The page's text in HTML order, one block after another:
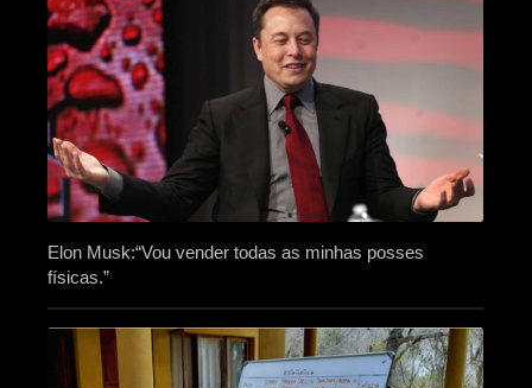
Elon Musk:“Vou vender todas as minhas posses
físicas.”